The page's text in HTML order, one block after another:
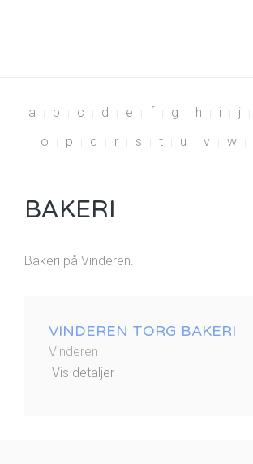
a b c d e f g h i j
o
p q r s t u v w
BAKERI
Bakeri på Vinderen.
VINDEREN TORG BAKERI
Vinderen
Vis detaljer